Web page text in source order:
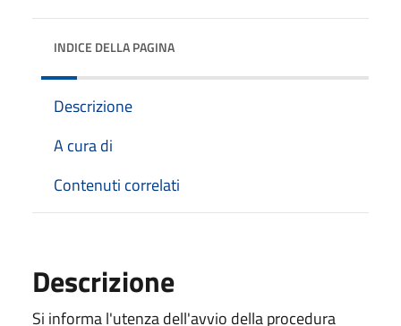
INDICE DELLA PAGINA
Descrizione
A cura di
Contenuti correlati
Descrizione
Si informa l'utenza dell'avvio della procedura